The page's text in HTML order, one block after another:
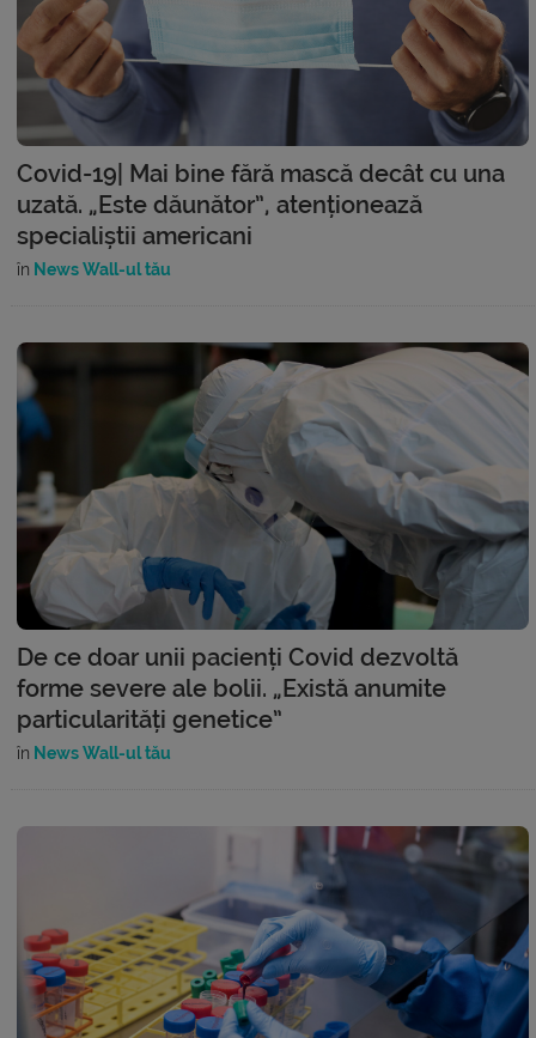
Covid-19| Mai bine fără mască decât cu una
uzată. „Este dăunător”, atenționează
specialiștii americani
în News Wall-ul tău
De ce doar unii pacienți Covid dezvoltă
forme severe ale bolii. „Există anumite
particularități genetice”
în News Wall-ul tău